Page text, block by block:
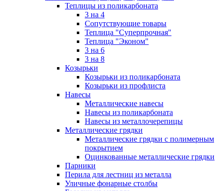
Теплицы из поликарбоната
3 на 4
Сопутствующие товары
Теплица "Суперпрочная"
Теплица "Эконом"
3 на 6
3 на 8
Козырьки
Козырьки из поликарбоната
Козырьки из профлиста
Навесы
Металлические навесы
Навесы из поликарбоната
Навесы из металлочерепицы
Металлические грядки
Металлические грядки с полимерным
покрытием
Оцинкованные металлические грядки
Парники
Перила для лестниц из металла
Уличные фонарные столбы